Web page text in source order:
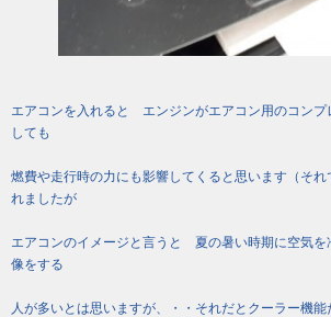
エアコンを入れると エンジンがエアコン用のコンプ
しても
燃費や走行時の力にも影響してくると思います（それ
れましたが
エアコンのイメージと言うと 夏の暑い時期に空気を
像をする
人が多いとは思いますが、・・それだとクーラー機能